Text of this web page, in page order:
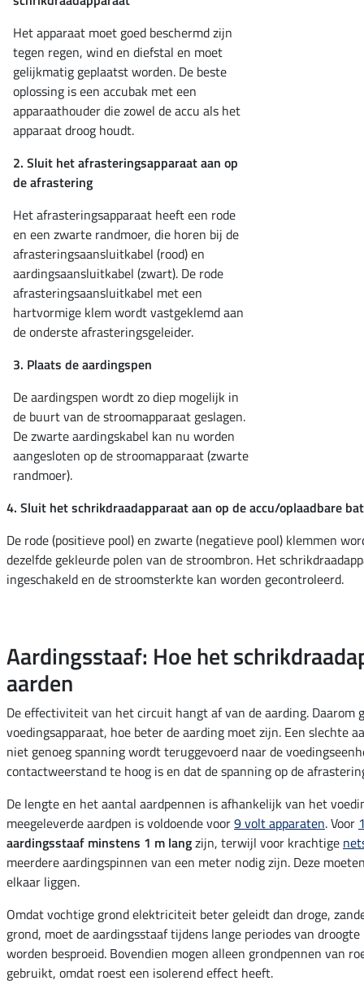
Het apparaat moet goed beschermd zijn
tegen regen, wind en diefstal en moet
gelijkmatig geplaatst worden. De beste
oplossing is een accubak met een
apparaathouder die zowel de accu als het
apparaat droog houdt.
2. Sluit het afrasteringsapparaat aan op
de afrastering
Het afrasteringsapparaat heeft een rode
en een zwarte randmoer, die horen bij de
afrasteringsaansluitkabel (rood) en
aardingsaansluitkabel (zwart). De rode
afrasteringsaansluitkabel met een
hartvormige klem wordt vastgeklemd aan
de onderste afrasteringsgeleider.
3. Plaats de aardingspen
De aardingspen wordt zo diep mogelijk in
de buurt van de stroomapparaat geslagen.
De zwarte aardingskabel kan nu worden
aangesloten op de stroomapparaat (zwarte
randmoer).
4. Sluit het schrikdraadapparaat aan op de accu/oplaadbare
De rode (positieve pool) en zwarte (negatieve pool) klemmen
dezelfde gekleurde polen van de stroombron. Het
ingeschakeld en de stroomsterkte kan worden gecontroleerd.
Aardingsstaaf: Hoe het
aarden
De effectiviteit van het circuit hangt af van de aarding. Daarom
voedingsapparaat, hoe beter de aarding moet zijn. Een slechte
niet genoeg spanning wordt teruggevoerd naar de
contactweerstand te hoog is en dat de spanning op de
De lengte en het aantal aardpennen is afhankelijk van het
meegeleverde aardpen is voldoende voor9 volt apparaten. Voor
aardingsstaaf minstens 1 m langzijn, terwijl voor krachtige
meerdere aardingspinnen van een meter nodig zijn. Deze
elkaar liggen.
Omdat vochtige grond elektriciteit beter geleidt dan droge,
grond, moet de aardingsstaaf tijdens lange periodes van
worden besproeid. Bovendien mogen alleen grondpennen van
gebruikt, omdat roest een isolerend effect heeft.